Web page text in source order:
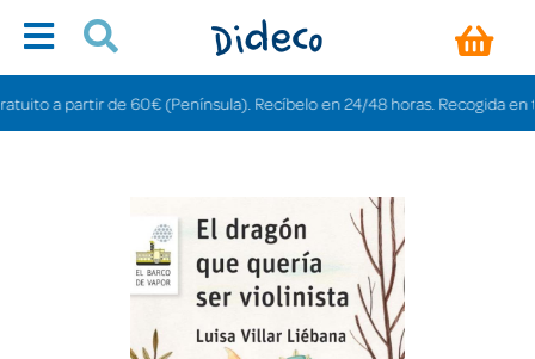
a partir de 60€ (Península). Recíbelo en 24/48 horas. Recogida en